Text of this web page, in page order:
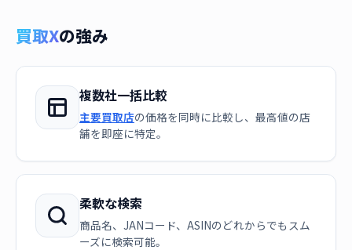
買取Xの強み
複数社一括比較
主要買取店の価格を同時に比較し、最高値の店
舗を即座に特定。
柔軟な検索
商品名、JANコード、ASINのどれからでもスム
ーズに検索可能。